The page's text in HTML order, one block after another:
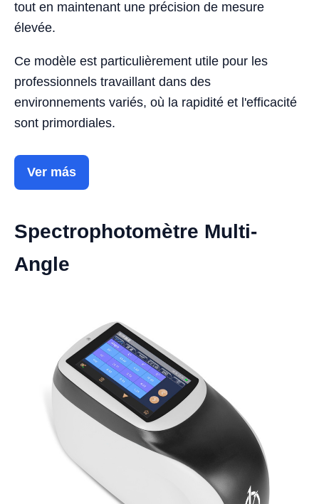
tout en maintenant une précision de mesure
élevée.
Ce modèle est particulièrement utile pour les
professionnels travaillant dans des
environnements variés, où la rapidité et l'efficacité
sont primordiales.
Ver más
Spectrophotomètre Multi-
Angle